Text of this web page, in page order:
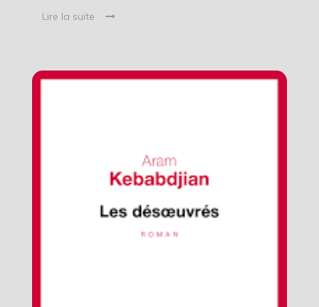
Lire la suite